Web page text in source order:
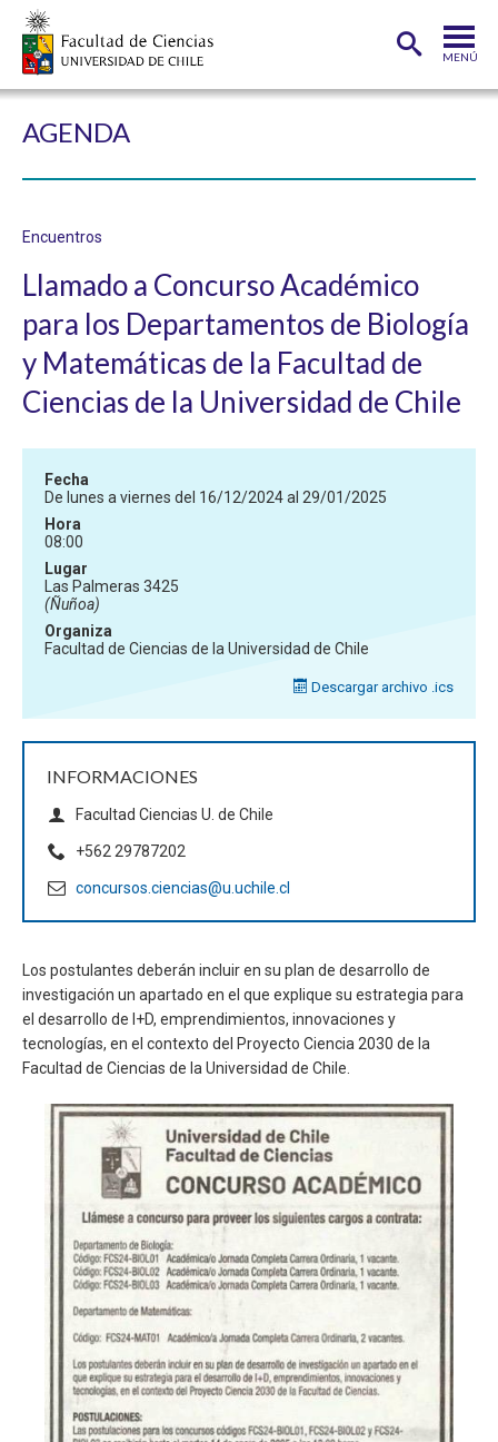
MENÚ
POSTGRADOS
ADMISIÓN
FUNCIONARIOS EGRESADOS
AGENDA
Encuentros
Llamado a Concurso Académico
para los Departamentos de Biología
y Matemáticas de la Facultad de
Ciencias de la Universidad de Chile
INFORMACIONES
Facultad Ciencias U. de Chile
+562 29787202
concursos.ciencias@u.uchile.cl
Fecha
De lunes a viernes del 16/12/2024 al 29/01/2025
Hora
08:00
Lugar
Las Palmeras 3425
(Ñuñoa)
Organiza
Facultad de Ciencias de la Universidad de Chile
Descargar archivo .ics
Los postulantes deberán incluir en su plan de desarrollo de
investigación un apartado en el que explique su estrategia para
el desarrollo de I+D, emprendimientos, innovaciones y
tecnologías, en el contexto del Proyecto Ciencia 2030 de la
Facultad de Ciencias de la Universidad de Chile.